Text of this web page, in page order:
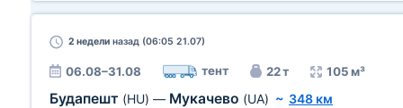
2 недели назад (06:05 21.07)
06.08–31.08 тент 22 т 105 м³
Будапешт (HU) — Мукачево (UA) ~ 348 км